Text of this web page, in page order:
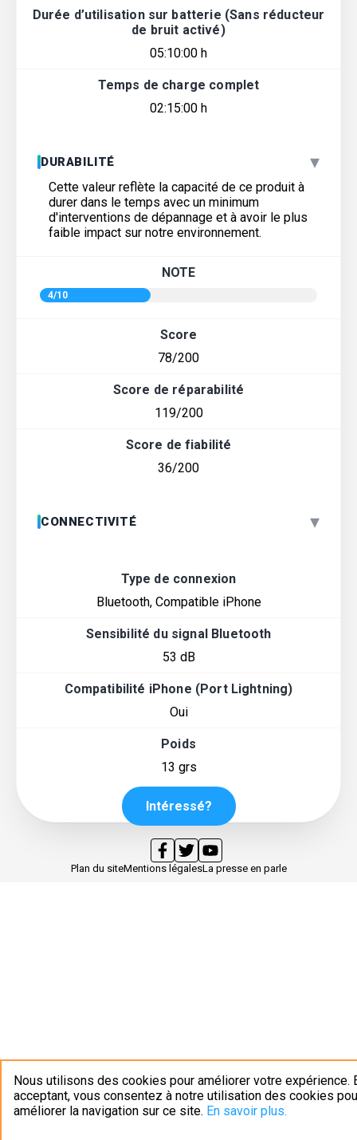
Nous utilisons des cookies pour améliorer votre expérience.
acceptant, vous consentez à notre utilisation des cookies
améliorer la navigation sur ce site. En savoir plus.
Durée d’utilisation sur batterie (Sans réducteur
de bruit activé)
05:10:00 h
Temps de charge complet
02:15:00 h
DURABILITÉ ▾
Cette valeur reflète la capacité de ce produit à
durer dans le temps avec un minimum
d'interventions de dépannage et à avoir le plus
faible impact sur notre environnement.
NOTE
4/10
Score
78/200
Score de réparabilité
119/200
Score de fiabilité
36/200
CONNECTIVITÉ ▾
Type de connexion
Bluetooth, Compatible iPhone
Sensibilité du signal Bluetooth
53 dB
Compatibilité iPhone (Port Lightning)
Oui
Poids
13 grs
Intéressé?
Plan du siteMentions légalesLa presse en parle